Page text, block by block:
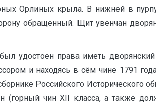
Орлиных крыла. В нижней в
обращенный. Щит увенчан
удостоен права иметь
и находясь в сём чине 1791
Российского Исторического
(горный чин XII класса, а также